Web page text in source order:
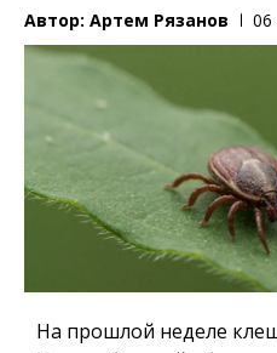
Автор: Артем Рязанов 06
На прошлой неделе